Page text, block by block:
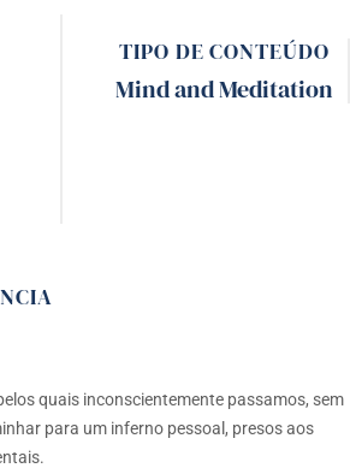
TIPO DE CONTEÚDO
Mind and Meditation
quais inconscientemente passamos, sem
para um inferno pessoal, presos aos